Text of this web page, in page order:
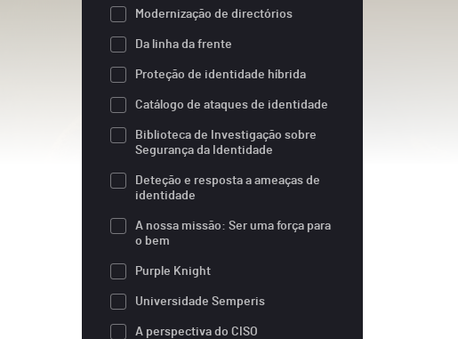
Modernização de directórios
Da linha da frente
Proteção de identidade híbrida
Catálogo de ataques de identidade
Biblioteca de Investigação sobre
Segurança da Identidade
Deteção e resposta a ameaças de
identidade
A nossa missão: Ser uma força para
o bem
Purple Knight
Universidade Semperis
A perspectiva do CISO